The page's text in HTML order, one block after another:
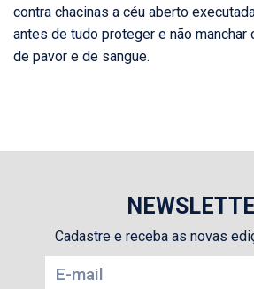
contra chacinas a céu aberto
antes de tudo proteger e não manchar
de pavor e de sangue.
Cadastre e receba as novas